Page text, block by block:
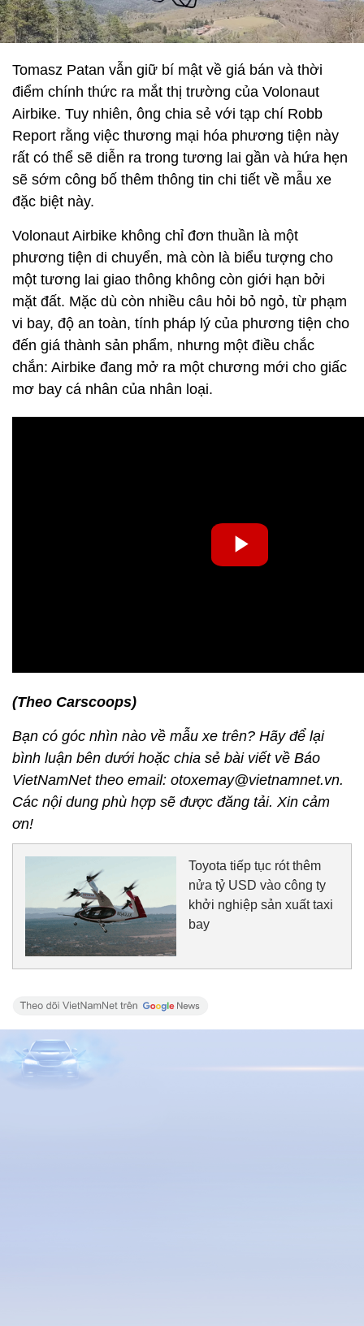
Tomasz Patan vẫn giữ bí mật về giá bán và thời
điểm chính thức ra mắt thị trường của Volonaut
Airbike. Tuy nhiên, ông chia sẻ với tạp chí Robb
Report rằng việc thương mại hóa phương tiện này
rất có thể sẽ diễn ra trong tương lai gần và hứa hẹn
sẽ sớm công bố thêm thông tin chi tiết về mẫu xe
đặc biệt này.
Volonaut Airbike không chỉ đơn thuần là một
phương tiện di chuyển, mà còn là biểu tượng cho
một tương lai giao thông không còn giới hạn bởi
mặt đất. Mặc dù còn nhiều câu hỏi bỏ ngỏ, từ phạm
vi bay, độ an toàn, tính pháp lý của phương tiện cho
đến giá thành sản phẩm, nhưng một điều chắc
chắn: Airbike đang mở ra một chương mới cho giấc
mơ bay cá nhân của nhân loại.
(Theo Carscoops)
Bạn có góc nhìn nào về mẫu xe trên? Hãy để lại
bình luận bên dưới hoặc chia sẻ bài viết về Báo
VietNamNet theo email: otoxemay@vietnamnet.vn.
Các nội dung phù hợp sẽ được đăng tải. Xin cảm
ơn!
Toyota tiếp tục rót thêm
nửa tỷ USD vào công ty
khởi nghiệp sản xuất taxi
bay